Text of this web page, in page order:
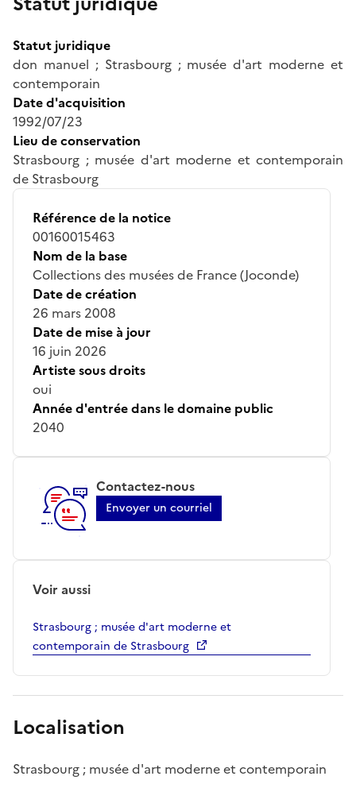
Statut juridique
don manuel ; Strasbourg ; musée d'art moderne et
contemporain
Date d'acquisition
1992/07/23
Lieu de conservation
Strasbourg ; musée d'art moderne et contemporain
de Strasbourg
Référence de la notice
00160015463
Nom de la base
Collections des musées de France (Joconde)
Date de création
26 mars 2008
Date de mise à jour
16 juin 2026
Artiste sous droits
oui
Année d'entrée dans le domaine public
2040
Contactez-nous
Envoyer un courriel
Voir aussi
Strasbourg ; musée d'art moderne et
contemporain de Strasbourg
Localisation
Strasbourg ; musée d'art moderne et contemporain